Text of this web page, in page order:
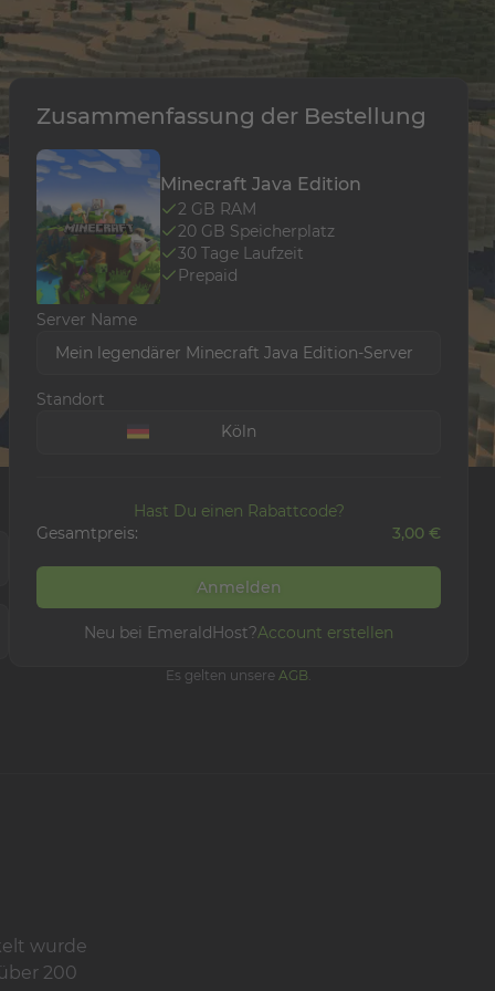
Zusammenfassung der Bestellung
Minecraft Java Edition
2 GB RAM
20 GB Speicherplatz
30 Tage Laufzeit
Prepaid
Server Name
Mein legendärer Minecraft Java Edition-Server
Standort
Köln
Hast Du einen Rabattcode?
Gesamtpreis:
3,00 €
Anmelden
Neu bei EmeraldHost?Account erstellen
Es gelten unsere AGB.
wurde
200